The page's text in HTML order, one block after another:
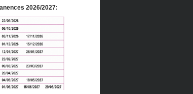
2026/2027: